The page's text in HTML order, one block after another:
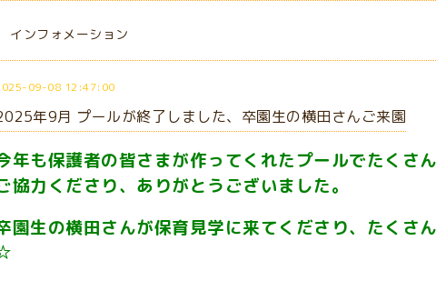
インフォメーション
09-08 12:47:00
年9月 プールが終了しました、卒園生の横田さんご来園
年も保護者の皆さまが作ってくれたプールでたくさん
協力くださり、ありがとうございました。
園生の横田さんが保育見学に来てくださり、たくさ